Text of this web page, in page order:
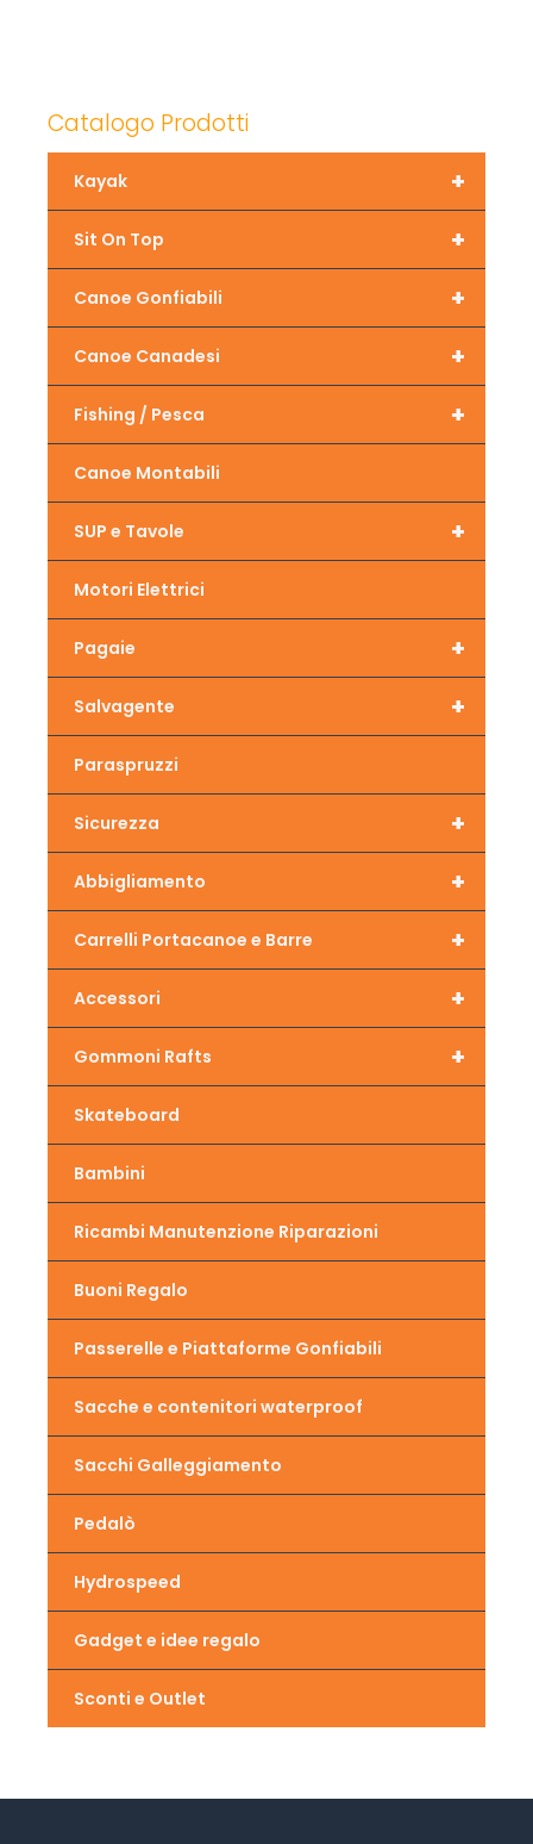
Catalogo Prodotti
+
Kayak
+
Sit On Top
+
Canoe Gonfiabili
+
Canoe Canadesi
+
Fishing / Pesca
Canoe Montabili
+
SUP e Tavole
Motori Elettrici
+
Pagaie
+
Salvagente
Paraspruzzi
+
Sicurezza
+
Abbigliamento
+
Carrelli Portacanoe e Barre
+
Accessori
+
Gommoni Rafts
Skateboard
Bambini
Ricambi Manutenzione Riparazioni
Buoni Regalo
Passerelle e Piattaforme Gonfiabili
Sacche e contenitori waterproof
Sacchi Galleggiamento
Pedalò
Hydrospeed
Gadget e idee regalo
Sconti e Outlet